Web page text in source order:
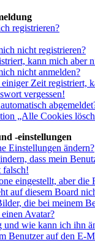
registrieren?
nicht registrieren?
kann mich aber
nicht anmelden?
Zeit registriert,
vergessen!
„Alle Cookies
-einstellungen
Einstellungen ändern?
dass mein
falsch!
eingestellt, aber
auf diesem Board
die bei meinem
Avatar?
und wie kann ich ihn
Benutzer auf den E-